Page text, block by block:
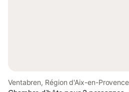
Ventabren, Région d'Aix-en-Provence